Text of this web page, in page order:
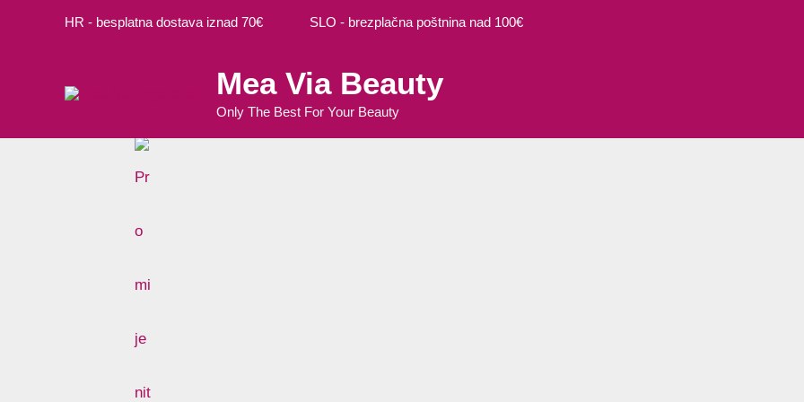
HR - besplatna dostava iznad 70€ SLO - brezplačna poštnina nad 100€
Mea Via Beauty
Only The Best For Your Beauty